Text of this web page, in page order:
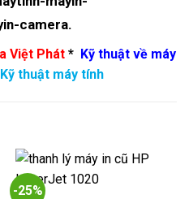
camera.
Việt Phát * Kỹ thuật về máy
Kỹ thuật máy tính
-25%